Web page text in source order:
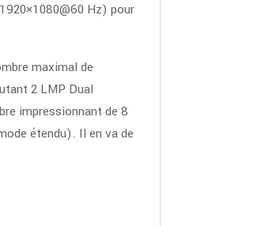
Hz) pour
maximal de
2 LMP Dual
impressionnant de 8
étendu). Il en va de